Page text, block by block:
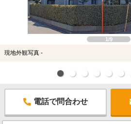
1/9
現地外観写真 -
電話で問合わせ